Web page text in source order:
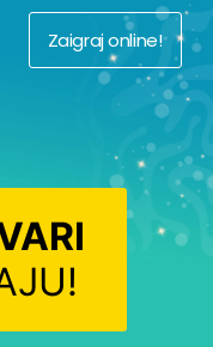
Zaigraj online!